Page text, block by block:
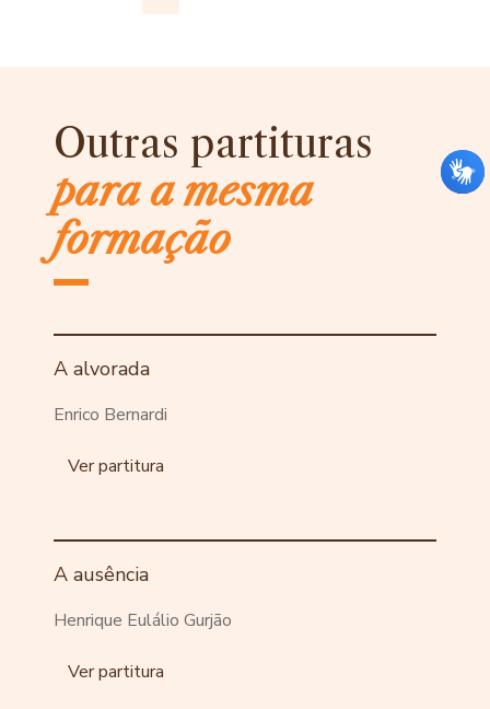
Outras partituras
para a mesma
formação
A alvorada
Enrico Bernardi
Ver partitura
A ausência
Henrique Eulálio Gurjão
Ver partitura